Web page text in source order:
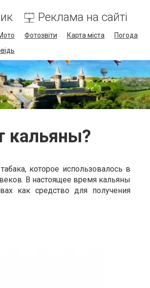
Реклама на сайті
Фотозвіти Карта міста
Погода
кальяны?
которое использовалось в
В настоящее время кальяны
как средство для получения